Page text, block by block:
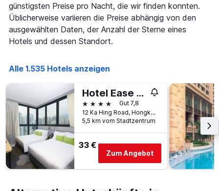
günstigsten Preise pro Nacht, die wir finden konnten.
Üblicherweise variieren die Preise abhängig von den
ausgewählten Daten, der Anzahl der Sterne eines
Hotels und dessen Standort.
Alle 1.535 Hotels anzeigen
Hotel Ease Access Tsuen Wan
4 Sterne
Gut 7,8
12 Ka Hing Road, Hongkong, Hongkong
5,5 km vom Stadtzentrum
33 €
Zum Angebot